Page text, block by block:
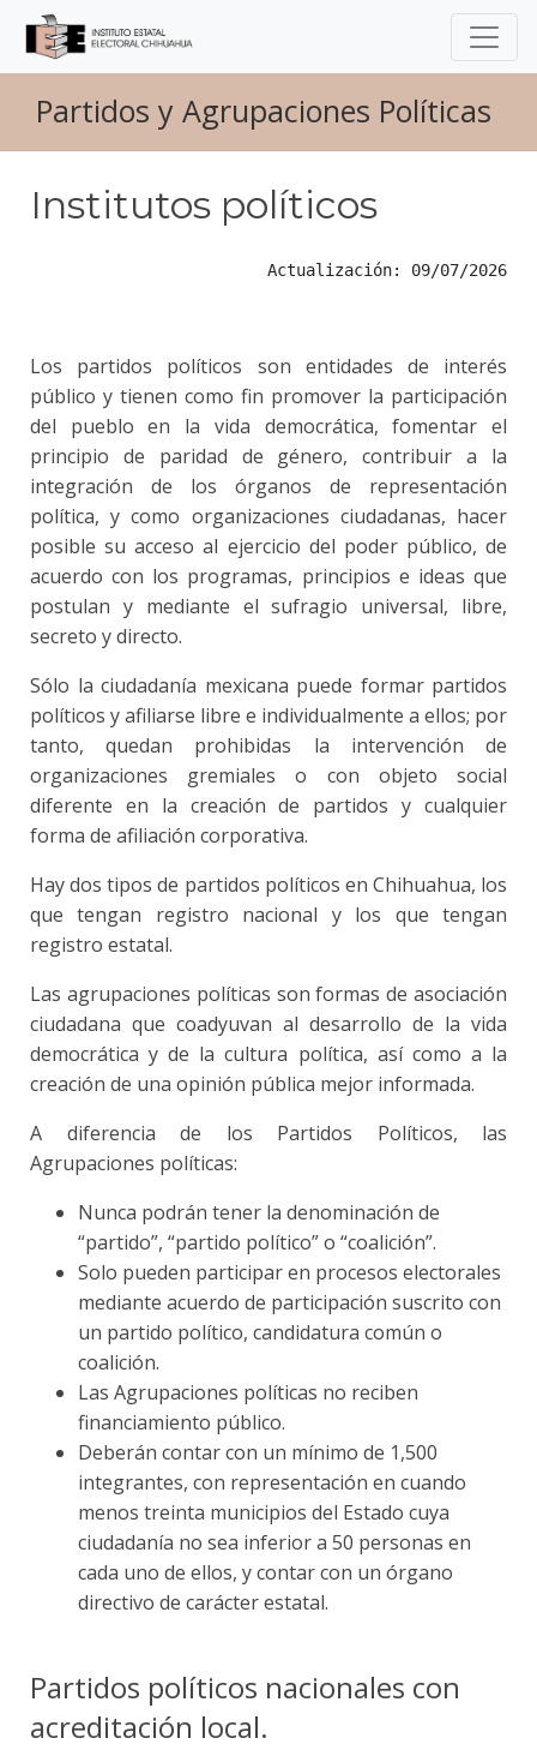
Partidos y Agrupaciones Políticas
Institutos políticos
Actualización: 09/07/2026
Los partidos políticos son entidades de interés
público y tienen como fin promover la participación
del pueblo en la vida democrática, fomentar el
principio de paridad de género, contribuir a la
integración de los órganos de representación
política, y como organizaciones ciudadanas, hacer
posible su acceso al ejercicio del poder público, de
acuerdo con los programas, principios e ideas que
postulan y mediante el sufragio universal, libre,
secreto y directo.
Sólo la ciudadanía mexicana puede formar partidos
políticos y afiliarse libre e individualmente a ellos; por
tanto, quedan prohibidas la intervención de
organizaciones gremiales o con objeto social
diferente en la creación de partidos y cualquier
forma de afiliación corporativa.
Hay dos tipos de partidos políticos en Chihuahua, los
que tengan registro nacional y los que tengan
registro estatal.
Las agrupaciones políticas son formas de asociación
ciudadana que coadyuvan al desarrollo de la vida
democrática y de la cultura política, así como a la
creación de una opinión pública mejor informada.
A diferencia de los Partidos Políticos, las
Agrupaciones políticas:
Nunca podrán tener la denominación de
“partido”, “partido político” o “coalición”.
Solo pueden participar en procesos electorales
mediante acuerdo de participación suscrito con
un partido político, candidatura común o
coalición.
Las Agrupaciones políticas no reciben
financiamiento público.
Deberán contar con un mínimo de 1,500
integrantes, con representación en cuando
menos treinta municipios del Estado cuya
ciudadanía no sea inferior a 50 personas en
cada uno de ellos, y contar con un órgano
directivo de carácter estatal.
Partidos políticos nacionales con
acreditación local.